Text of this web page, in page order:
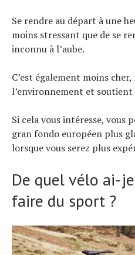
Se rendre au départ à une
moins stressant que de se
inconnu à l’aube.
C’est également moins
l’environnement et
Si cela vous intéresse,
gran fondo européen plus
lorsque vous serez plus
De quel vélo ai-
faire du sport ?